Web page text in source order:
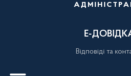
Е-
Відповіді та